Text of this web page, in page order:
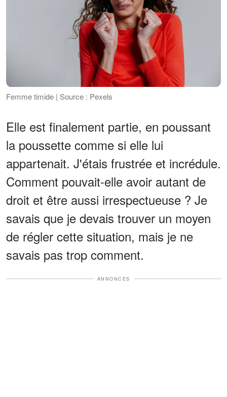
Femme timide | Source : Pexels
Elle est finalement partie, en poussant
la poussette comme si elle lui
appartenait. J'étais frustrée et incrédule.
Comment pouvait-elle avoir autant de
droit et être aussi irrespectueuse ? Je
savais que je devais trouver un moyen
de régler cette situation, mais je ne
savais pas trop comment.
ANNONCES